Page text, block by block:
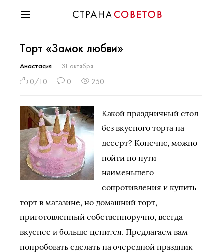
Мода
Звезды
Гороскопы
Психология
Хобби
Разное
Праздники
Торт «Замок любви»
Анастасия 31 октября
0/10 0 250
Какой праздничный стол
без вкусного торта на
десерт? Конечно, можно
пойти по пути
наименьшего
сопротивления и купить
торт в магазине, но домашний торт,
приготовленный собственноручно, всегда
вкуснее и больше ценится. Предлагаем вам
попробовать сделать на очередной праздник